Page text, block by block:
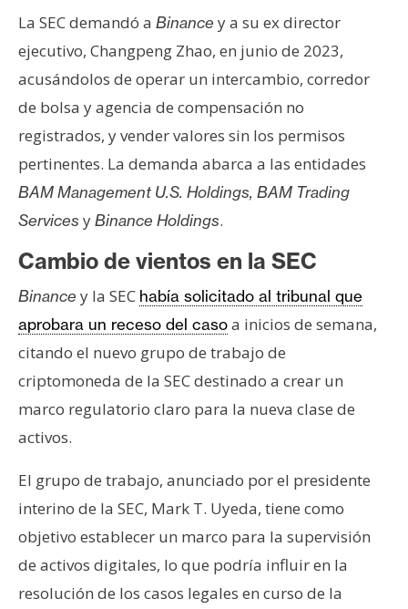
T
m
a
s
R
e
c
u
r
s
o
s
o
t
a
c
t
La SEC demandó a Binance y a su ex director
ejecutivo, Changpeng Zhao, en junio de 2023,
acusándolos de operar un intercambio, corredor
de bolsa y agencia de compensación no
registrados, y vender valores sin los permisos
pertinentes. La demanda abarca a las entidades
BAM Management U.S. Holdings, BAM Trading
Services yBinance Holdings.
Cambio de vientos en la SEC
Binance y la SEC había solicitado al tribunal que
aprobara un receso del casoa inicios de semana,
citando el nuevo grupo de trabajo de
criptomoneda de la SEC destinado a crear un
marco regulatorio claro para la nueva clase de
activos.
El grupo de trabajo, anunciado por el presidente
interino de la SEC, Mark T. Uyeda, tiene como
objetivo establecer un marco para la supervisión
de activos digitales, lo que podría influir en la
resolución de los casos legales en curso de la